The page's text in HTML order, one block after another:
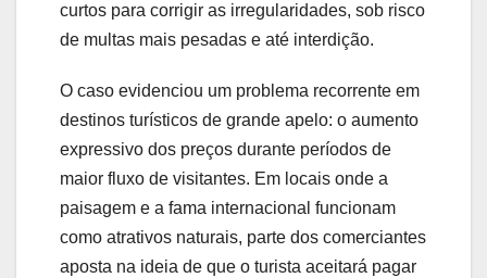
curtos para corrigir as irregularidades, sob risco
de multas mais pesadas e até interdição.
O caso evidenciou um problema recorrente em
destinos turísticos de grande apelo: o aumento
expressivo dos preços durante períodos de
maior fluxo de visitantes. Em locais onde a
paisagem e a fama internacional funcionam
como atrativos naturais, parte dos comerciantes
aposta na ideia de que o turista aceitará pagar